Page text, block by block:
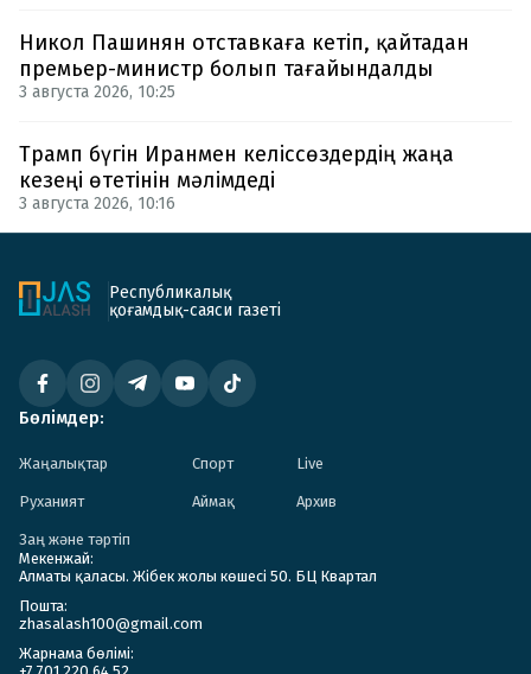
Никол Пашинян отставкаға кетіп, қайтадан
премьер-министр болып тағайындалды
3 августа 2026, 10:25
Трамп бүгін Иранмен келіссөздердің жаңа
кезеңі өтетінін мәлімдеді
3 августа 2026, 10:16
Республикалық
қоғамдық-саяси газеті
Бөлімдер:
Жаңалықтар Спорт Live
Руханият Аймақ Архив
Заң және тәртіп
Мекенжай:
Алматы қаласы. Жібек жолы көшесі 50. БЦ Квартал
Пошта:
zhasalash100@gmail.com
Жарнама бөлімі: